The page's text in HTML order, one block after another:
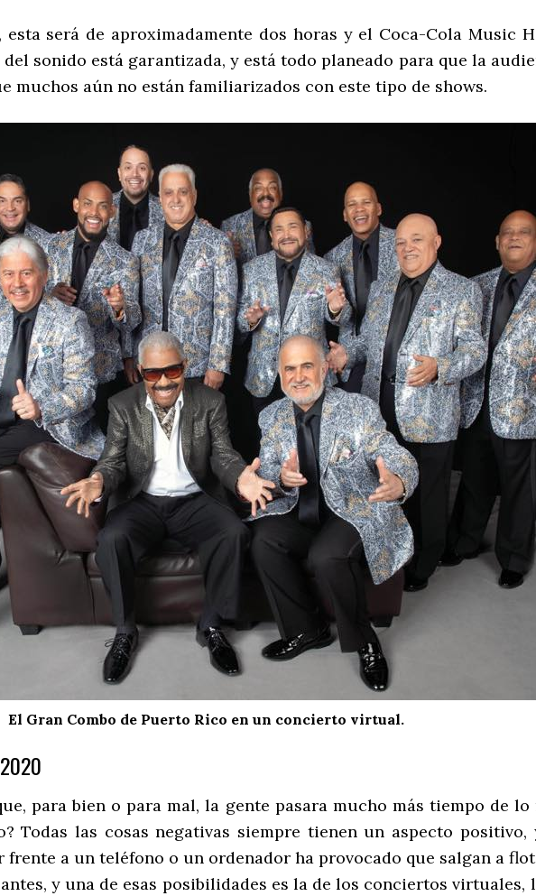
será de aproximadamente dos horas y el Coca-Cola Music
sonido está garantizada, y está todo planeado para que la
muchos aún no están familiarizados con este tipo de shows.
El Gran Combo de Puerto Rico en un concierto virtual.
para bien o para mal, la gente pasara mucho más tiempo de
Todas las cosas negativas siempre tienen un aspecto positivo,
frente a un teléfono o un ordenador ha provocado que salgan a
y una de esas posibilidades es la de los conciertos virtuales,